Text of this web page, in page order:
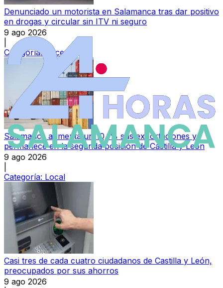
Denunciado un motorista en Salamanca tras dar positivo
en drogas y circular sin ITV ni seguro
9 ago 2026
Categoría:
Sucesos
Salamanca aumenta un 10,1% sus exportaciones y
permanece en la segunda posición de Castilla y León
9 ago 2026
Categoría: Local
Casi tres de cada cuatro ciudadanos de Castilla y León,
preocupados por sus ahorros
9 ago 2026